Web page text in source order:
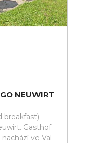
NEUWIRT
breakfast)
Gasthof
ve Val